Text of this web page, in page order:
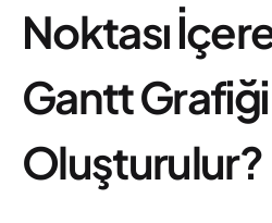
Noktası
Gantt Grafiği
Oluşturulur?